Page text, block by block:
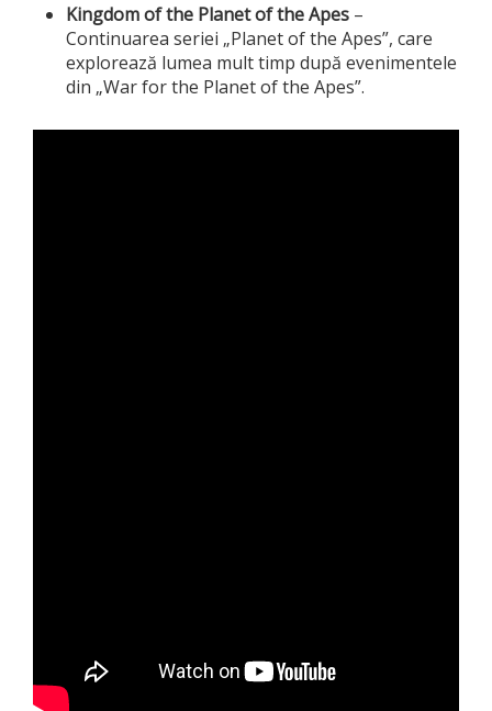
Kingdom of the Planet of the Apes –
Continuarea seriei „Planet of the Apes”, care
explorează lumea mult timp după evenimentele
din „War for the Planet of the Apes”.